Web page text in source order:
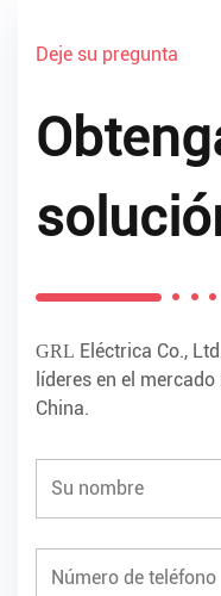
Deje su pregunta
GRL Eléctrica Co.,
líderes en el
China.